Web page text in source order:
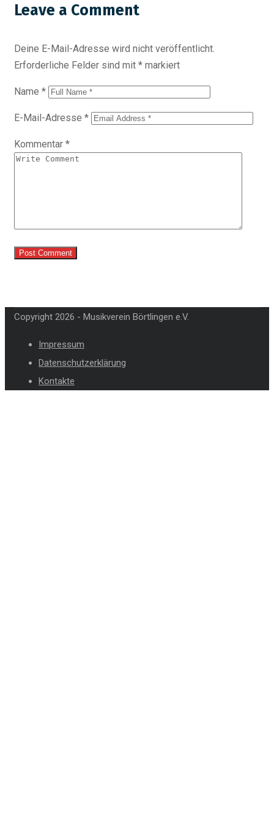
Leave a Comment
Deine E-Mail-Adresse wird nicht veröffentlicht.
Erforderliche Felder sind mit * markiert
Name *
E-Mail-Adresse *
Kommentar *
Copyright 2026 - Musikverein Börtlingen e.V.
Impressum
Datenschutzerklärung
Kontakte